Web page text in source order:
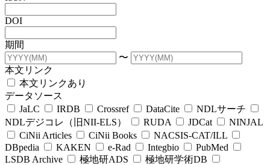
DOI
期間
〜
本文リンク
本文リンクあり
データソース
JaLC
IRDB Crossref DataCite
NDLサーチ
NDLデジコレ（旧NII-ELS）
RUDA JDCat
NINJAL
CiNii Articles
CiNii Books
NACSIS-CAT/ILL
DBpedia
KAKEN e-Rad Integbio
PubMed
LSDB Archive
極地研ADS
極地研学術DB